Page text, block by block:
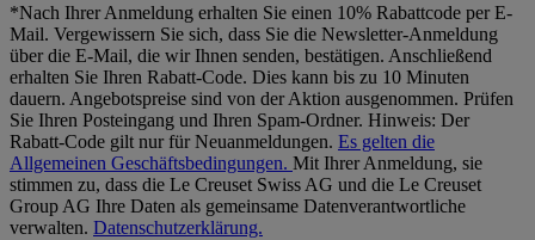
*Nach Ihrer Anmeldung erhalten Sie einen 10% Rabattcode per E-
Mail. Vergewissern Sie sich, dass Sie die Newsletter-Anmeldung
über die E-Mail, die wir Ihnen senden, bestätigen. Anschließend
erhalten Sie Ihren Rabatt-Code. Dies kann bis zu 10 Minuten
dauern. Angebotspreise sind von der Aktion ausgenommen. Prüfen
Sie Ihren Posteingang und Ihren Spam-Ordner. Hinweis: Der
Rabatt-Code gilt nur für Neuanmeldungen. Es gelten die
Allgemeinen Geschäftsbedingungen. Mit Ihrer Anmeldung, sie
stimmen zu, dass die Le Creuset Swiss AG und die Le Creuset
Group AG Ihre Daten als gemeinsame Datenverantwortliche
verwalten. Datenschutzerklärung.